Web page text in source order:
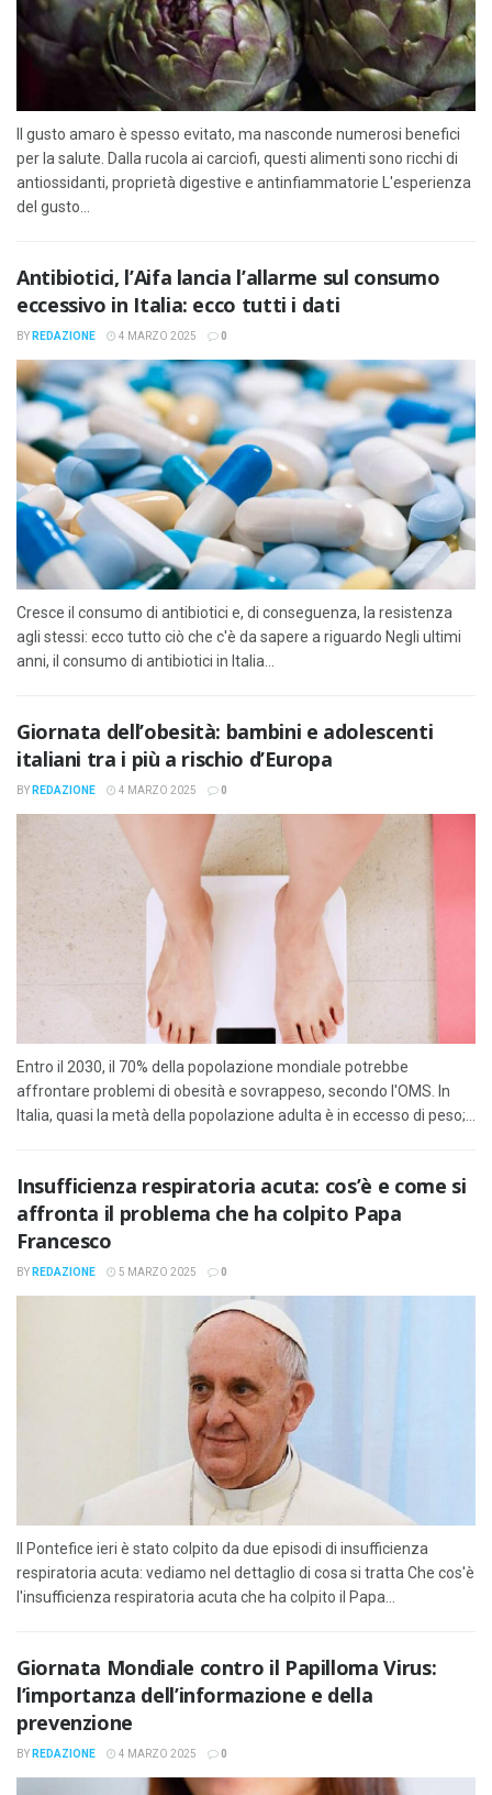
Il gusto amaro è spesso evitato, ma nasconde numerosi benefici
per la salute. Dalla rucola ai carciofi, questi alimenti sono ricchi di
antiossidanti, proprietà digestive e antinfiammatorie L'esperienza
del gusto...
Antibiotici, l’Aifa lancia l’allarme sul consumo
eccessivo in Italia: ecco tutti i dati
BY REDAZIONE 4 MARZO 2025 0
Cresce il consumo di antibiotici e, di conseguenza, la resistenza
agli stessi: ecco tutto ciò che c'è da sapere a riguardo Negli ultimi
anni, il consumo di antibiotici in Italia...
Giornata dell’obesità: bambini e adolescenti
italiani tra i più a rischio d’Europa
BY REDAZIONE 4 MARZO 2025 0
Entro il 2030, il 70% della popolazione mondiale potrebbe
affrontare problemi di obesità e sovrappeso, secondo l'OMS. In
Italia, quasi la metà della popolazione adulta è in eccesso di peso;...
Insufficienza respiratoria acuta: cos’è e come si
affronta il problema che ha colpito Papa
Francesco
BY REDAZIONE 5 MARZO 2025 0
Il Pontefice ieri è stato colpito da due episodi di insufficienza
respiratoria acuta: vediamo nel dettaglio di cosa si tratta Che cos'è
l'insufficienza respiratoria acuta che ha colpito il Papa...
Giornata Mondiale contro il Papilloma Virus:
l’importanza dell’informazione e della
prevenzione
BY REDAZIONE 4 MARZO 2025 0